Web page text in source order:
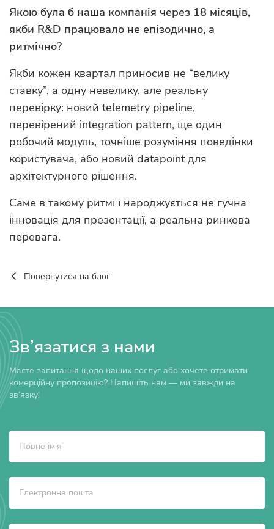
Якою була б наша компанія через 18 місяців,
якби R&D працювало не епізодично, а
ритмічно?
Якби кожен квартал приносив не “велику
ставку”, а одну невелику, але реальну
перевірку: новий telemetry pipeline,
перевірений integration pattern, ще один
робочий модуль, точніше розуміння поведінки
користувача, або новий datapoint для
архітектурного рішення.
Саме в такому ритмі і народжується не гучна
інновація для презентації, а реальна ринкова
перевага.
Повернутися на блог
Зв’язатися з нами
Маєте запитання щодо наших послуг або хочете отримати
комерційну пропозицію? Напишіть нам — ми завжди на
зв’язку!